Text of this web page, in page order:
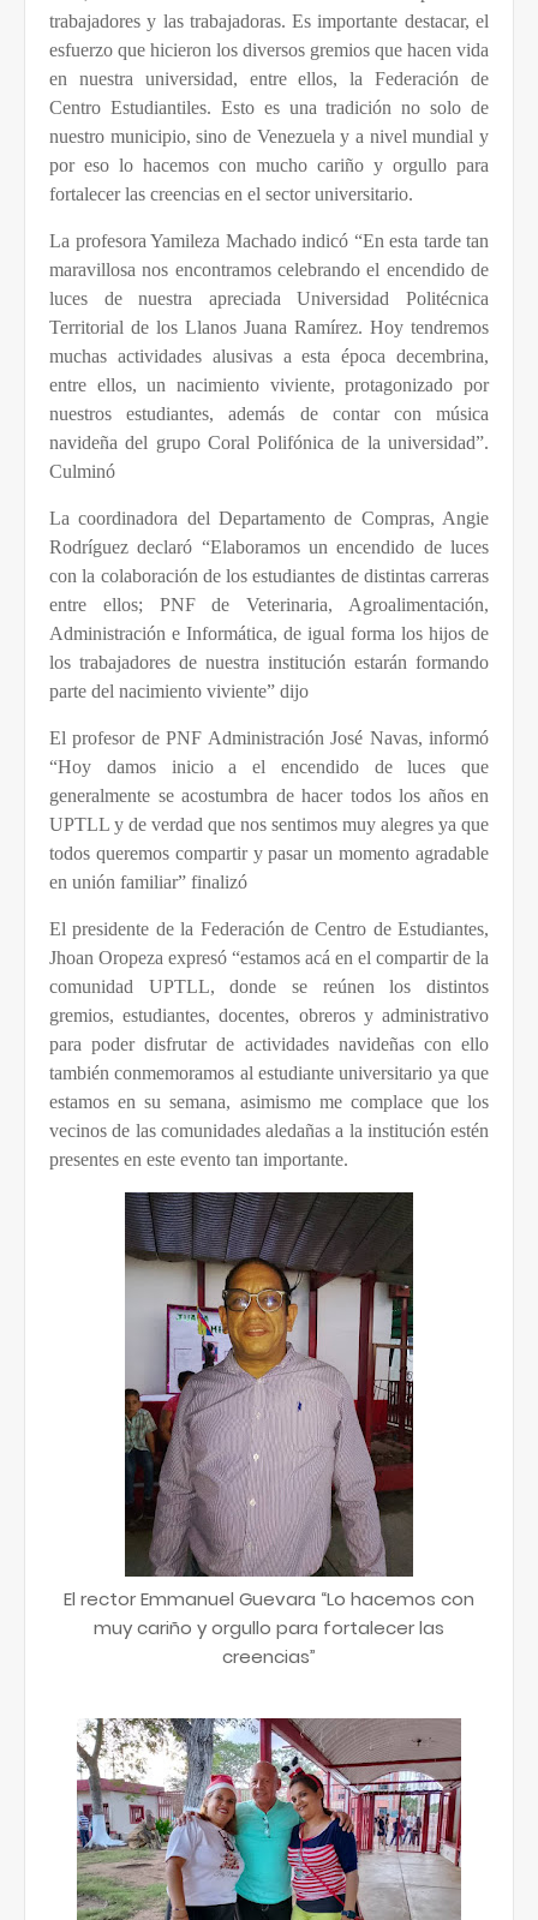
trabajadores y las trabajadoras. Es importante destacar, el
esfuerzo que hicieron los diversos gremios que hacen vida
en nuestra universidad, entre ellos, la Federación de
Centro Estudiantiles. Esto es una tradición no solo de
nuestro municipio, sino de Venezuela y a nivel mundial y
por eso lo hacemos con mucho cariño y orgullo para
fortalecer las creencias en el sector universitario.
La profesora Yamileza Machado indicó “En esta tarde tan
maravillosa nos encontramos celebrando el encendido de
luces de nuestra apreciada Universidad Politécnica
Territorial de los Llanos Juana Ramírez. Hoy tendremos
muchas actividades alusivas a esta época decembrina,
entre ellos, un nacimiento viviente, protagonizado por
nuestros estudiantes, además de contar con música
navideña del grupo Coral Polifónica de la universidad”.
Culminó
La coordinadora del Departamento de Compras, Angie
Rodríguez declaró “Elaboramos un encendido de luces
con la colaboración de los estudiantes de distintas carreras
entre ellos; PNF de Veterinaria, Agroalimentación,
Administración e Informática, de igual forma los hijos de
los trabajadores de nuestra institución estarán formando
parte del nacimiento viviente” dijo
El profesor de PNF Administración José Navas, informó
“Hoy damos inicio a el encendido de luces que
generalmente se acostumbra de hacer todos los años en
UPTLL y de verdad que nos sentimos muy alegres ya que
todos queremos compartir y pasar un momento agradable
en unión familiar” finalizó
El presidente de la Federación de Centro de Estudiantes,
Jhoan Oropeza expresó “estamos acá en el compartir de la
comunidad UPTLL, donde se reúnen los distintos
gremios, estudiantes, docentes, obreros y administrativo
para poder disfrutar de actividades navideñas con ello
también conmemoramos al estudiante universitario ya que
estamos en su semana, asimismo me complace que los
vecinos de las comunidades aledañas a la institución estén
presentes en este evento tan importante.
El rector Emmanuel Guevara “Lo hacemos con
muy cariño y orgullo para fortalecer las
creencias”